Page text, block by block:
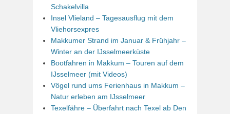
Schakelvilla
Insel Vlieland – Tagesausflug mit dem
Vliehorsexpres
Makkumer Strand im Januar & Frühjahr –
Winter an der IJsselmeerküste
Bootfahren in Makkum – Touren auf dem
IJsselmeer (mit Videos)
Vögel rund ums Ferienhaus in Makkum –
Natur erleben am IJsselmeer
Texelfähre – Überfahrt nach Texel ab Den